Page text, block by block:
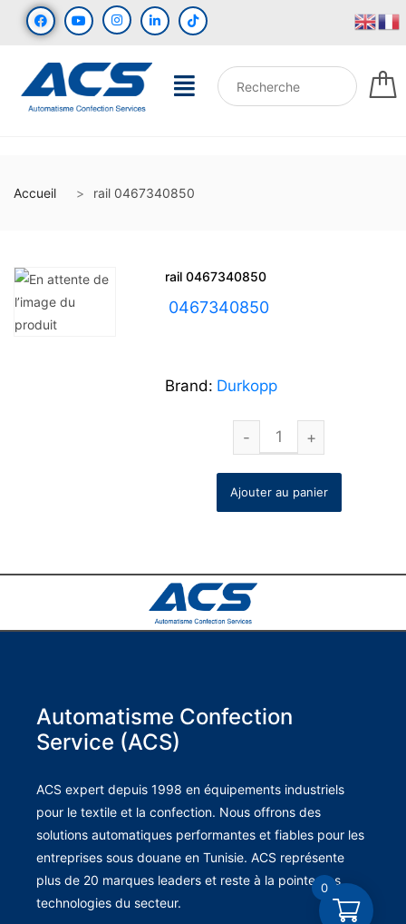
Accueil rail 0467340850
rail 0467340850
0467340850
Brand: Durkopp
Ajouter au panier
Automatisme Confection
Service (ACS)
ACS expert depuis 1998 en équipements industriels
pour le textile et la confection. Nous offrons des
solutions automatiques performantes et fiables pour les
entreprises sous douane en Tunisie. ACS représente
plus de 20 marques leaders et reste à la pointe des
technologies du secteur.
0